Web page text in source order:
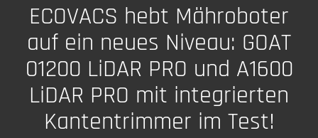
ECOVACS hebt Mähroboter
auf ein neues Niveau: GOAT
01200 LiDAR PRO und A1600
LiDAR PRO mit integrierten
Kantentrimmer im Test!